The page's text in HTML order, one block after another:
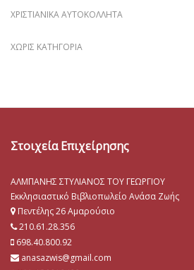
ΧΡΙΣΤΙΑΝΙΚΆ ΑΥΤΟΚΌΛΛΗΤΑ
ΧΩΡΊΣ ΚΑΤΗΓΟΡΊΑ
Στοιχεία Επιχείρησης
ΑΛΜΠΑΝΗΣ ΣΤΥΛΙΑΝΟΣ ΤΟΥ ΓΕΩΡΓΙΟΥ
Εκκλησιαστικό Βιβλιοπωλείο Ανάσα Ζωής
Πεντέλης 26 Αμαρούσιο
210.61.28.356
698.40.800.92
anasazwis@gmail.com